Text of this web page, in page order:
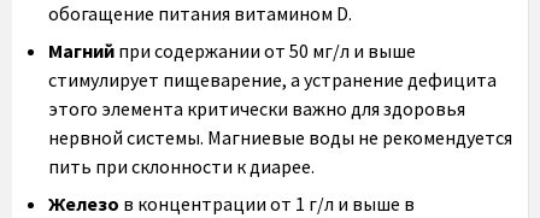
обогащение питания витамином D.
Магний при содержании от 50 мг/л и выше
стимулирует пищеварение, а устранение дефицита
этого элемента критически важно для здоровья
нервной системы. Магниевые воды не рекомендуется
пить при склонности к диарее.
Железо в концентрации от 1 г/л и выше в